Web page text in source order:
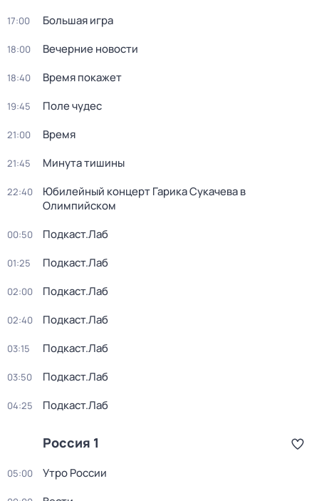
17:00 Большая игра
18:00 Вечерние новости
18:40 Время покажет
19:45 Поле чудес
21:00 Время
21:45 Минута тишины
22:40
Юбилейный концерт Гарика Сукачева в
Олимпийском
00:50 Подкаст.Лаб
01:25 Подкаст.Лаб
02:00 Подкаст.Лаб
02:40 Подкаст.Лаб
03:15 Подкаст.Лаб
03:50 Подкаст.Лаб
04:25 Подкаст.Лаб
Россия 1
05:00 Утро России